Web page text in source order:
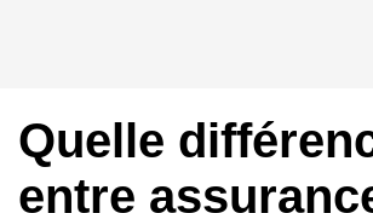
Quelle
entre